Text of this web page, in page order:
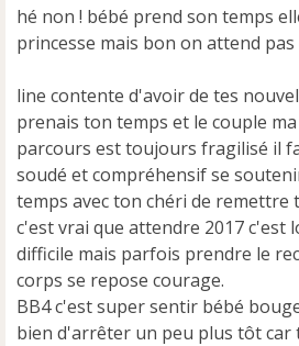
e
n
o
l
u
hé non ! bébé prend son temps
princesse mais bon on attend pas
line contente d'avoir de tes
prenais ton temps et le couple
parcours est toujours fragilisé il
soudé et compréhensif se
temps avec ton chéri de remettre
c'est vrai que attendre 2017 c'est
difficile mais parfois prendre le
corps se repose courage.
BB4 c'est super sentir bébé
bien d'arrêter un peu plus tôt car